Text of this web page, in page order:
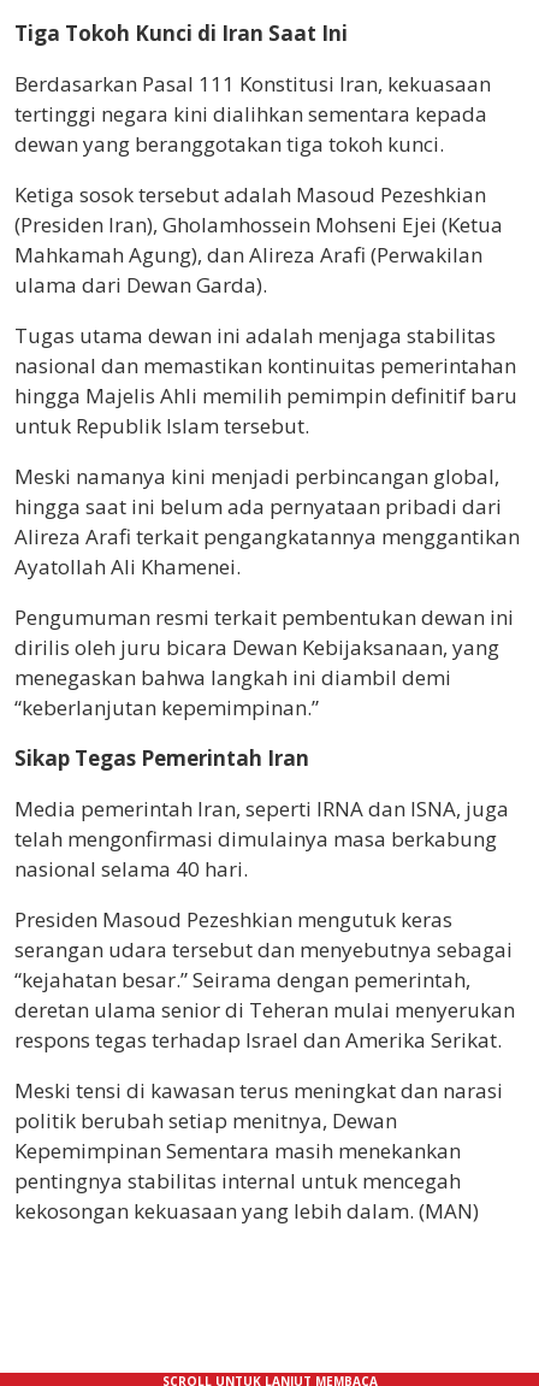
Tiga Tokoh Kunci di Iran Saat Ini
Berdasarkan Pasal 111 Konstitusi Iran, kekuasaan
tertinggi negara kini dialihkan sementara kepada
dewan yang beranggotakan tiga tokoh kunci.
Ketiga sosok tersebut adalah Masoud Pezeshkian
(Presiden Iran), Gholamhossein Mohseni Ejei (Ketua
Mahkamah Agung), dan Alireza Arafi (Perwakilan
ulama dari Dewan Garda).
Tugas utama dewan ini adalah menjaga stabilitas
nasional dan memastikan kontinuitas pemerintahan
hingga Majelis Ahli memilih pemimpin definitif baru
untuk Republik Islam tersebut.
Meski namanya kini menjadi perbincangan global,
hingga saat ini belum ada pernyataan pribadi dari
Alireza Arafi terkait pengangkatannya menggantikan
Ayatollah Ali Khamenei.
Pengumuman resmi terkait pembentukan dewan ini
dirilis oleh juru bicara Dewan Kebijaksanaan, yang
menegaskan bahwa langkah ini diambil demi
“keberlanjutan kepemimpinan.”
Sikap Tegas Pemerintah Iran
Media pemerintah Iran, seperti IRNA dan ISNA, juga
telah mengonfirmasi dimulainya masa berkabung
nasional selama 40 hari.
Presiden Masoud Pezeshkian mengutuk keras
serangan udara tersebut dan menyebutnya sebagai
“kejahatan besar.” Seirama dengan pemerintah,
deretan ulama senior di Teheran mulai menyerukan
respons tegas terhadap Israel dan Amerika Serikat.
Meski tensi di kawasan terus meningkat dan narasi
politik berubah setiap menitnya, Dewan
Kepemimpinan Sementara masih menekankan
pentingnya stabilitas internal untuk mencegah
kekosongan kekuasaan yang lebih dalam. (MAN)